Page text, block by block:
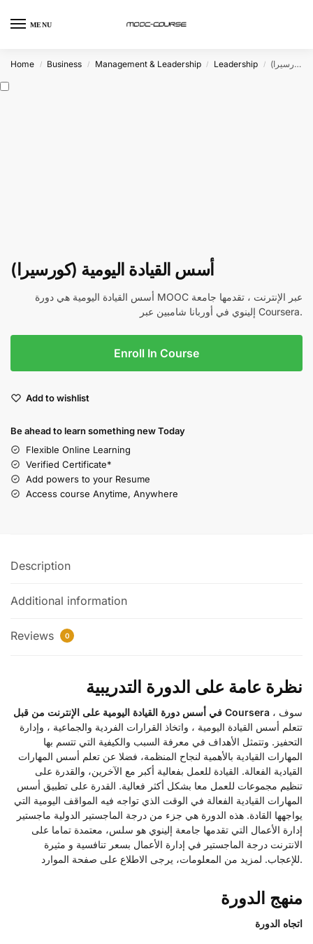
MENU
Home / Business / Management & Leadership / Leadership / أسس القيادة اليومية (كورسيرا)
أسس القيادة اليومية (كورسيرا)
أسس القيادة اليومية هي دورة MOOC عبر الإنترنت ، تقدمها جامعة
إلينوي في أوربانا شامبين عبر Coursera.
Enroll In Course
Add to wishlist
Be ahead to learn something new Today
Flexible Online Learning
Verified Certificate*
Add powers to your Resume
Access course Anytime, Anywhere
Description
Additional information
Reviews 0
نظرة عامة على الدورة التدريبية
في أسس دورة القيادة اليومية على الإنترنت من قبل Coursera ، سوف
تتعلم أسس القيادة اليومية ، واتخاذ القرارات الفردية والجماعية ، وإدارة
التحفيز. وتتمثل الأهداف في معرفة السبب والكيفية التي تتسم بها
المهارات القيادية بالأهمية لنجاح المنظمة، فضلا عن تعلم أسس المهارات
القيادية الفعالة. القيادة للعمل بفعالية أكبر مع الآخرين، والقدرة على
تنظيم مجموعات للعمل معا بشكل أكثر فعالية. القدرة على تطبيق أسس
المهارات القيادية الفعالة في الوقت الذي تواجه فيه المواقف اليومية التي
يواجهها القادة. هذه الدورة هي جزء من درجة الماجستير الدولية ماجستير
إدارة الأعمال التي تقدمها جامعة إلينوي هو سلس، معتمدة تماما على
الانترنت درجة الماجستير في إدارة الأعمال بسعر تنافسية و مثيرة
للإعجاب. لمزيد من المعلومات، يرجى الاطلاع على صفحة الموارد.
منهج الدورة
اتجاه الدورة